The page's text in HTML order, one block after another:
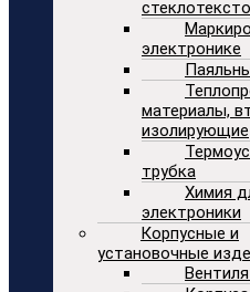
электронике
материалы,
изолирующие
трубка
Химия
электроники
Корпусные и
установочные